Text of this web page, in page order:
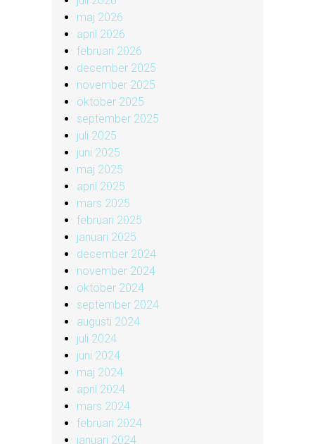
maj 2026
april 2026
februari 2026
december 2025
november 2025
oktober 2025
september 2025
juli 2025
juni 2025
maj 2025
april 2025
mars 2025
februari 2025
januari 2025
december 2024
november 2024
oktober 2024
september 2024
augusti 2024
juli 2024
juni 2024
maj 2024
april 2024
mars 2024
februari 2024
januari 2024